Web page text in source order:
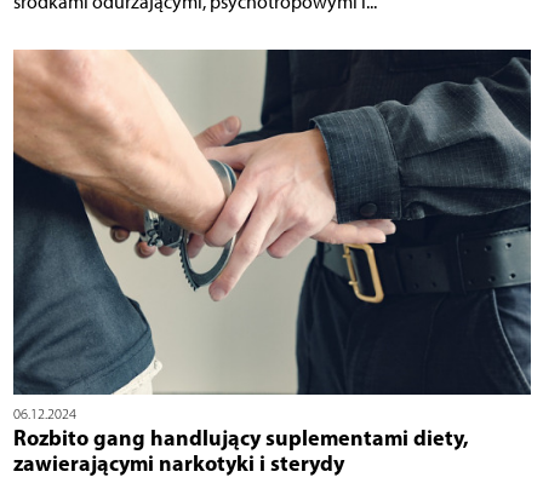
06.12.2024
Rozbito gang handlujący suplementami diety,
zawierającymi narkotyki i sterydy